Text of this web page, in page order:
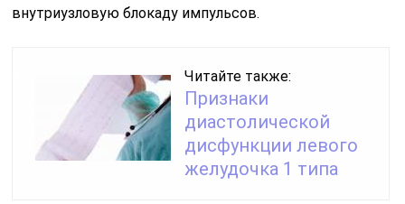
внутриузловую блокаду импульсов.
Читайте также:
Признаки
диастолической
дисфункции левого
желудочка 1 типа